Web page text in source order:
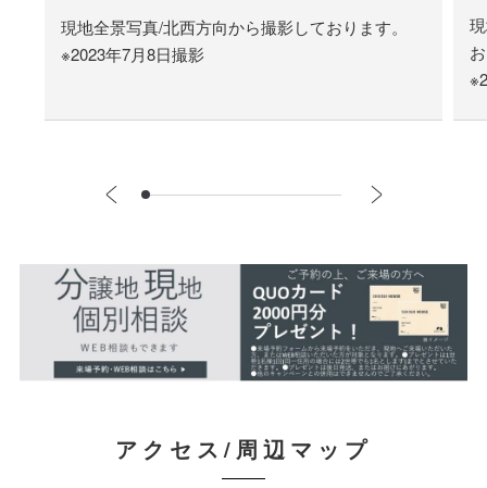
現地全景写真/北西方向から撮影しております。
※2023年7月8日撮影
アクセス/周辺マップ